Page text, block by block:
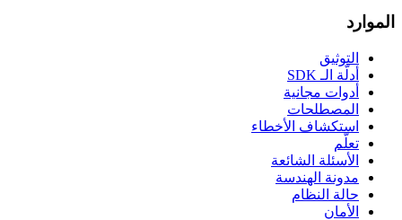
الموارد
التوثيق
أدلّة الـ SDK
أدوات مجانية
المصطلحات
استكشاف الأخطاء
تعلّم
الأسئلة الشائعة
مدونة الهندسة
حالة النظام
الأمان